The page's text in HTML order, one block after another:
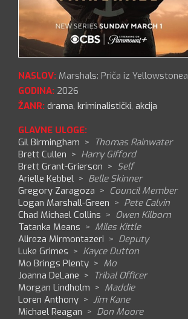
NASLOV: Marshals: Priča iz Yellowstonea
GODINA: 2026
ŽANR: drama, kriminalistički, akcija
GLAVNE ULOGE:
Gil Birmingham > Thomas Rainwater
Brett Cullen > Harry Gifford
Brett Grant-Grierson > Self
Arielle Kebbel > Belle Skinner
Gregory Zaragoza > Council Member
Logan Marshall-Green > Pete Calvin
Chad Michael Collins > Owen Kilborn
Tatanka Means > Miles Kittle
Alireza Mirmontazeri > Deputy
Luke Grimes > Kayce Dutton
Mo Brings Plenty > Mo
Joanna DeLane > Tribal Officer
Morgan Lindholm > Maddie
Loren Anthony > Jim Kane
Michael Reagan > Don Moore